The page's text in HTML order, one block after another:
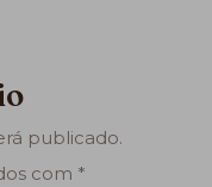
publicado.
com *